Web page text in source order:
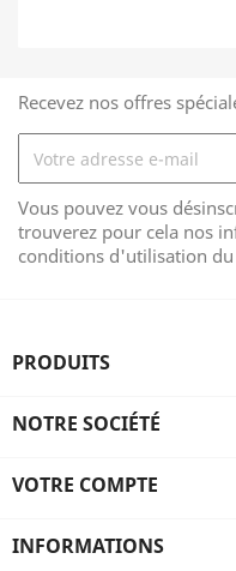
Recevez nos offres
Vous pouvez vous
trouverez pour cela nos
conditions d'utilisation du
PRODUITS
NOTRE SOCIÉTÉ
VOTRE COMPTE
INFORMATIONS